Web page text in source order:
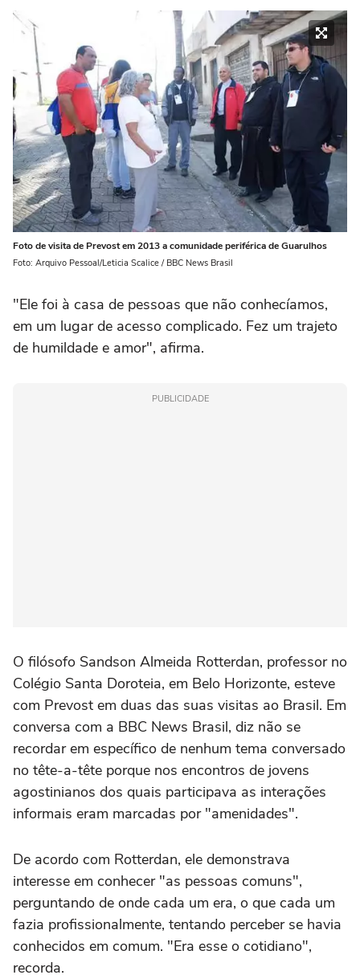
Foto de visita de Prevost em 2013 a comunidade periférica de Guarulhos
Foto: Arquivo Pessoal/Leticia Scalice / BBC News Brasil
"Ele foi à casa de pessoas que não conhecíamos,
em um lugar de acesso complicado. Fez um trajeto
de humildade e amor", afirma.
PUBLICIDADE
O filósofo Sandson Almeida Rotterdan, professor no
Colégio Santa Doroteia, em Belo Horizonte, esteve
com Prevost em duas das suas visitas ao Brasil. Em
conversa com a BBC News Brasil, diz não se
recordar em específico de nenhum tema conversado
no tête-a-tête porque nos encontros de jovens
agostinianos dos quais participava as interações
informais eram marcadas por "amenidades".
De acordo com Rotterdan, ele demonstrava
interesse em conhecer "as pessoas comuns",
perguntando de onde cada um era, o que cada um
fazia profissionalmente, tentando perceber se havia
conhecidos em comum. "Era esse o cotidiano",
recorda.